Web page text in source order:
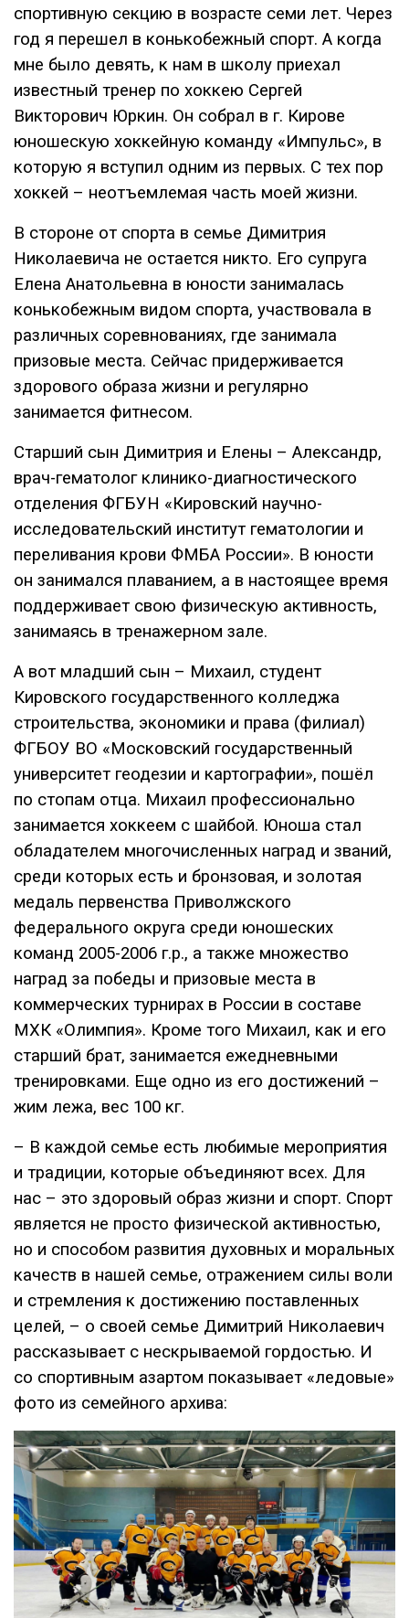
спортивную секцию в возрасте семи лет. Через
год я перешел в конькобежный спорт. А когда
мне было девять, к нам в школу приехал
известный тренер по хоккею Сергей
Викторович Юркин. Он собрал в г. Кирове
юношескую хоккейную команду «Импульс», в
которую я вступил одним из первых. С тех пор
хоккей – неотъемлемая часть моей жизни.
В стороне от спорта в семье Димитрия
Николаевича не остается никто. Его супруга
Елена Анатольевна в юности занималась
конькобежным видом спорта, участвовала в
различных соревнованиях, где занимала
призовые места. Сейчас придерживается
здорового образа жизни и регулярно
занимается фитнесом.
Старший сын Димитрия и Елены – Александр,
врач-гематолог клинико-диагностического
отделения ФГБУН «Кировский научно-
исследовательский институт гематологии и
переливания крови ФМБА России». В юности
он занимался плаванием, а в настоящее время
поддерживает свою физическую активность,
занимаясь в тренажерном зале.
А вот младший сын – Михаил, студент
Кировского государственного колледжа
строительства, экономики и права (филиал)
ФГБОУ ВО «Московский государственный
университет геодезии и картографии», пошёл
по стопам отца. Михаил профессионально
занимается хоккеем с шайбой. Юноша стал
обладателем многочисленных наград и званий,
среди которых есть и бронзовая, и золотая
медаль первенства Приволжского
федерального округа среди юношеских
команд 2005-2006 г.р., а также множество
наград за победы и призовые места в
коммерческих турнирах в России в составе
МХК «Олимпия». Кроме того Михаил, как и его
старший брат, занимается ежедневными
тренировками. Еще одно из его достижений –
жим лежа, вес 100 кг.
– В каждой семье есть любимые мероприятия
и традиции, которые объединяют всех. Для
нас – это здоровый образ жизни и спорт. Спорт
является не просто физической активностью,
но и способом развития духовных и моральных
качеств в нашей семье, отражением силы воли
и стремления к достижению поставленных
целей, – о своей семье Димитрий Николаевич
рассказывает с нескрываемой гордостью. И
со спортивным азартом показывает «ледовые»
фото из семейного архива: